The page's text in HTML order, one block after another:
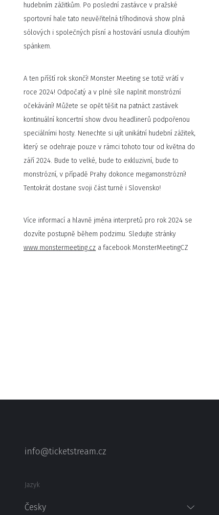
hudebním zážitkům. Po poslední zastávce v pražské
sportovní hale tato neuvěřitelná tříhodinová show plná
sólových i společných písní a hostování usnula dlouhým
spánkem.
A ten příští rok skončí! Monster Meeting se totiž vrátí v
roce 2024! Odpočatý a v plné síle naplnit monstrózní
očekávání! Můžete se opět těšit na patnáct zastávek
kontinuální koncertní show dvou headlinerů podpořenou
speciálními hosty. Nenechte si ujít unikátní hudební zážitek,
který se odehraje pouze v rámci tohoto tour od května do
září 2024. Bude to velké, bude to exkluzivní, bude to
monstrózní, v případě Prahy dokonce megamonstrózní!
Tentokrát dostane svoji část turné i Slovensko!
Více informací a hlavně jména interpretů pro rok 2024 se
dozvíte postupně během podzimu. Sledujte stránky
www.monstermeeting.cz a facebook MonsterMeetingCZ
info@ticketstream.cz
Jazyk
Česky